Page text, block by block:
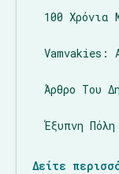
100 Χρόνια
Vamvakies:
Άρθρο Του
Έξυπνη Πόλη
Δείτε